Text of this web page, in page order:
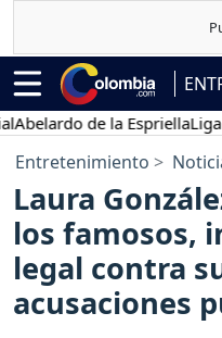
de la EspriellaLiga
Entretenimiento
Laura
los famosos,
legal contra
acusaciones